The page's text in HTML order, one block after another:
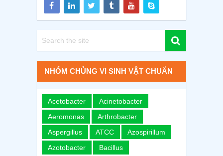
NHÓM CHỦNG VI SINH VẬT CHUẨN
Acetobacter
Acinetobacter
Aeromonas
Arthrobacter
Aspergillus
ATCC
Azospirillum
Azotobacter
Bacillus